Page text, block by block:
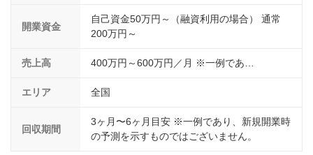
開業資金
自己資金50万円～（融資利用の場合） 通常
200万円～
売上高 400万円～600万円／月 ※一例であ…
エリア 全国
回収期間
3ヶ月〜6ヶ月目安 ※一例であり、新規開業時
の予測を示すものではございません。